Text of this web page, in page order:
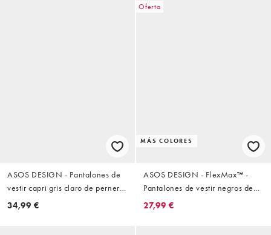
ASOS DESIGN - Pantalones de
vestir capri gris claro de pernera
recta
34,99 €
Oferta
MÁS COLORES
ASOS DESIGN - FlexMax™ -
Pantalones de vestir negros de
corte recto con cinturilla elástica
27,99 €